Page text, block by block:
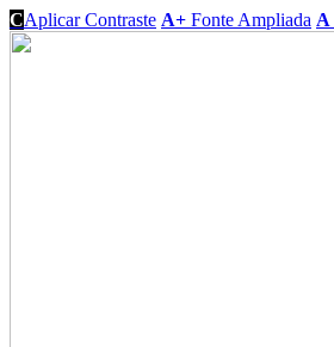
CAplicar Contraste A+ Fonte Ampliada A